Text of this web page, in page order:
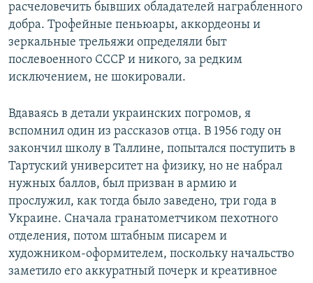
расчеловечить бывших обладателей награбленного
добра. Трофейные пеньюары, аккордеоны и
зеркальные трельяжи определяли быт
послевоенного СССР и никого, за редким
исключением, не шокировали.
Вдаваясь в детали украинских погромов, я
вспомнил один из рассказов отца. В 1956 году он
закончил школу в Таллине, попытался поступить в
Тартуский университет на физику, но не набрал
нужных баллов, был призван в армию и
прослужил, как тогда было заведено, три года в
Украине. Сначала гранатометчиком пехотного
отделения, потом штабным писарем и
художником-оформителем, поскольку начальство
заметило его аккуратный почерк и креативное